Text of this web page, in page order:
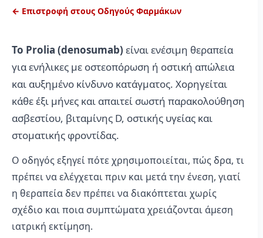
← Επιστροφή στους Οδηγούς Φαρμάκων
Το Prolia (denosumab) είναι ενέσιμη θεραπεία
για ενήλικες με οστεοπόρωση ή οστική απώλεια
και αυξημένο κίνδυνο κατάγματος. Χορηγείται
κάθε έξι μήνες και απαιτεί σωστή παρακολούθηση
ασβεστίου, βιταμίνης D, οστικής υγείας και
στοματικής φροντίδας.
Ο οδηγός εξηγεί πότε χρησιμοποιείται, πώς δρα, τι
πρέπει να ελέγχεται πριν και μετά την ένεση, γιατί
η θεραπεία δεν πρέπει να διακόπτεται χωρίς
σχέδιο και ποια συμπτώματα χρειάζονται άμεση
ιατρική εκτίμηση.